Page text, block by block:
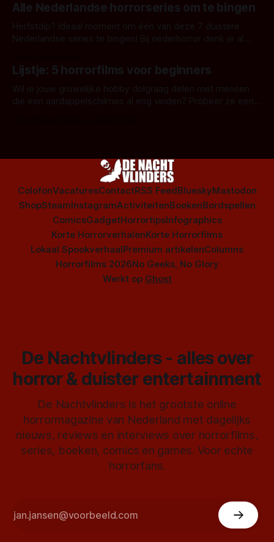
Alle Nederlandse horrorseries om te bingen
Herfstdip? Ideaal moment om één van deze 7 duistere
Nederlandse series te bingen! Bij nederhorror denk je al
Amsterdamned of The Johnsons. Maar Nederlandse horror
is niet beperkt tot films. Hier een aantal Nederlandse tv-
series uit het duistere of horrorgenre. Als
Lijstje: 5 horrorfilms voor beginners
Wil je jouw gruwelijke hobby dolgraag delen met mensen
die een aardappelschilmes al eng vinden? Probeer ze eens
ColofonVacaturesContactRSS FeedBlueskyMastodon
ShopSteamInstagramActiviteitenBoekenBordspellen
ComicsGadgetHorrortipsInfographics
Korte HorrorverhalenKorte Horrorfilms
Lokaal SpookverhaalPremium artikelenColumns
Horrorfilms 2026No Geeks, No Glory
Werkt op Ghost
De Nachtvlinders - alles over
horror & duister entertainment
De Nachtvlinders is het grootste online
horrormagazine van Nederland met dagelijks
nieuws, reviews en interviews over horrorfilms,
series, boeken, comics en games. Voor echte
horrorfans.